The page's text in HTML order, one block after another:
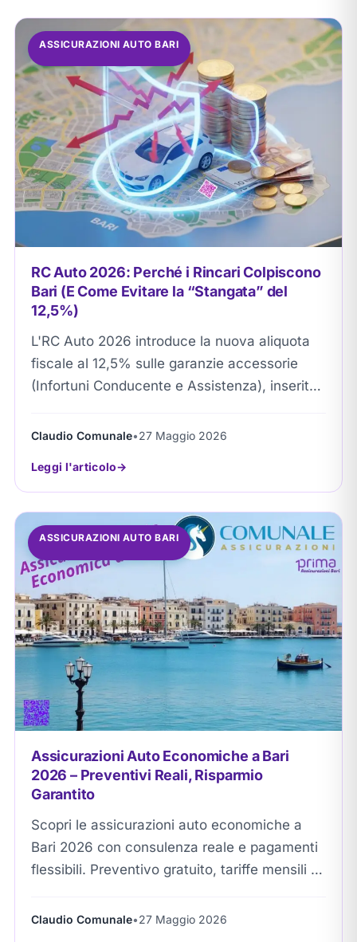
ASSICURAZIONI AUTO BARI
RC Auto 2026: Perché i Rincari Colpiscono
Bari (E Come Evitare la “Stangata” del
12,5%)
L'RC Auto 2026 introduce la nuova aliquota
fiscale al 12,5% sulle garanzie accessorie
(Infortuni Conducente e Assistenza), inserita
permette a Comunale Srl...
Claudio Comunale•27 Maggio 2026
Leggi l'articolo
ASSICURAZIONI AUTO BARI
Assicurazioni Auto Economiche a Bari
2026 – Preventivi Reali, Risparmio
Garantito
Scopri le assicurazioni auto economiche a
Bari 2026 con consulenza reale e pagamenti
flessibili. Preventivo gratuito, tariffe mensili o
neopatentati e professionisti....
Claudio Comunale•27 Maggio 2026